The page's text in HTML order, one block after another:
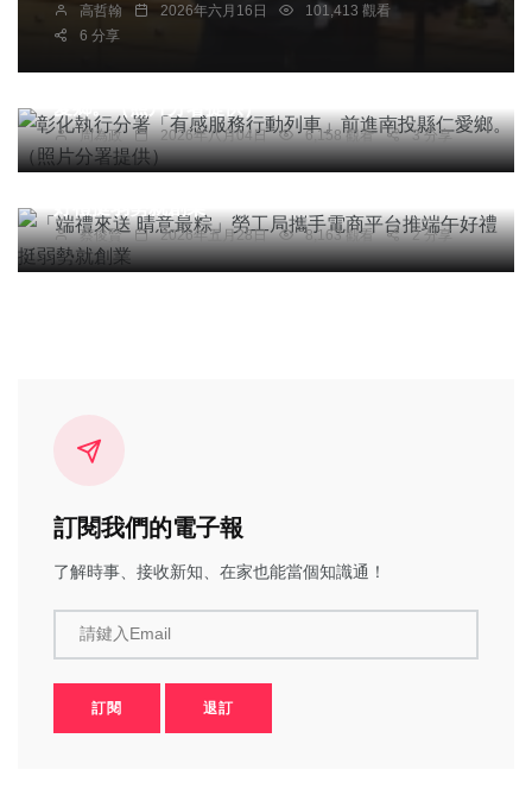
高哲翰 2026年六月16日
101,413 觀看
6 分享
社會
彰化執行分署「有感服務行動列車」前進南投縣仁
周為政 2026年八月04日 6,158 觀看 3 分享
社會 宗教 農業 綜合新聞 健康
「端禮來送 晴意最粽」勞工局攜手電商平台推端午
蔡俊賢 2026年五月28日 8,163 觀看 2 分享
訂閱我們的電子報
了解時事、接收新知、在家也能當個知識通！
請鍵入Email
訂閱 退訂